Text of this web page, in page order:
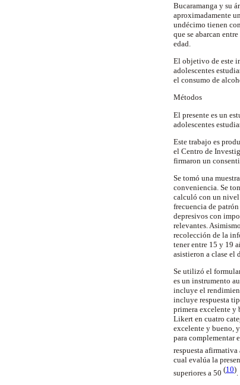
Bucaramanga y su
aproximadamente
undécimo tienen
que se abarcan
edad.
El objetivo de este
adolescentes
el consumo de
Métodos
El presente es un
adolescentes
Este trabajo es
el Centro de
firmaron un
Se tomó una
conveniencia. Se
calculó con un nivel
frecuencia de
depresivos con
relevantes.
recolección de la
tener entre 15 y 19
asistieron a clase el
Se utilizó el
es un instrumento
incluye el
incluye respuesta
primera excelente y
Likert en cuatro
excelente y bueno,
para complementar
respuesta
cual evalúa la
superiores a 50 (10)